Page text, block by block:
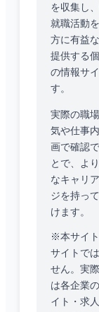
を収集し
就職活動
方に有益
提供する
の情報サ
す。
実際の職
気や仕事
画で確認
とで、よ
なキャリ
ジを持っ
けます。
※本サイ
サイトで
せん。実
は各企業
イト・求